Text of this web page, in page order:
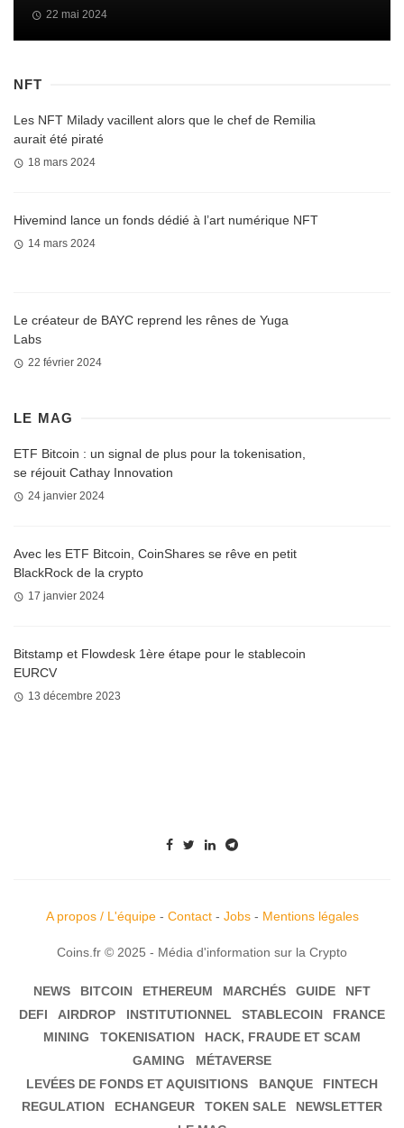
22 mai 2024
NFT
Les NFT Milady vacillent alors que le chef de Remilia
aurait été piraté
18 mars 2024
Hivemind lance un fonds dédié à l’art numérique NFT
14 mars 2024
Le créateur de BAYC reprend les rênes de Yuga
Labs
22 février 2024
LE MAG
ETF Bitcoin : un signal de plus pour la tokenisation,
se réjouit Cathay Innovation
24 janvier 2024
Avec les ETF Bitcoin, CoinShares se rêve en petit
BlackRock de la crypto
17 janvier 2024
Bitstamp et Flowdesk 1ère étape pour le stablecoin
EURCV
13 décembre 2023
A propos / L'équipe- Contact- Jobs- Mentions légales
Coins.fr © 2025 - Média d'information sur la Crypto
NEWS BITCOIN ETHEREUM MARCHÉS GUIDE
NFT
DEFI
AIRDROP INSTITUTIONNEL STABLECOIN
FRANCE
MINING
TOKENISATION
HACK, FRAUDE ET SCAM
GAMING
MÉTAVERSE
LEVÉES DE FONDS ET AQUISITIONS
BANQUE
FINTECH
REGULATION
ECHANGEUR TOKEN SALE
NEWSLETTER